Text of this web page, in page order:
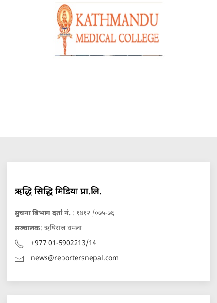
ऋद्धि सिद्धि मिडिया प्रा.लि.
सुचना बिभाग दर्ता नं. : १४१२ /०७५-७६
सञ्चालक: ऋषिराज धमला
+977 01-5902213/14
news@reportersnepal.com